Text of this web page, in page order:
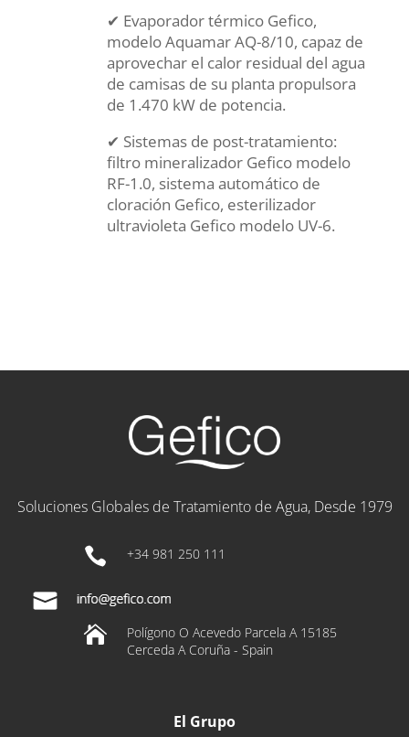
✔ Evaporador térmico Gefico,
modelo Aquamar AQ-8/10, capaz de
aprovechar el calor residual del agua
de camisas de su planta propulsora
de 1.470 kW de potencia.
✔ Sistemas de post-tratamiento:
filtro mineralizador Gefico modelo
RF-1.0, sistema automático de
cloración Gefico, esterilizador
ultravioleta Gefico modelo UV-6.
Soluciones Globales de Tratamiento de Agua, Desde 1979
 +34 981 250 111

Polígono O Acevedo Parcela A 15185
Cerceda A Coruña - Spain
El Grupo